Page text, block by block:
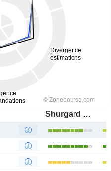
Shurgard Self-Storage Ltd.